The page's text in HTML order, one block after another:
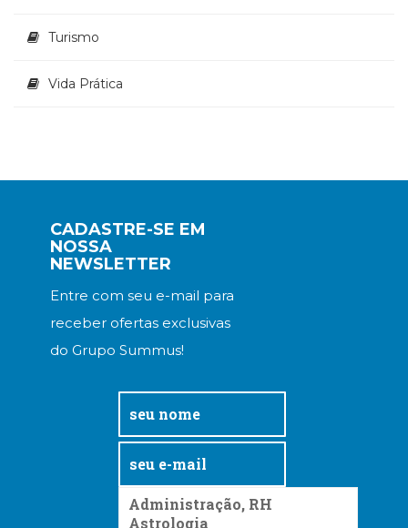
Turismo
Vida Prática
CADASTRE-SE EM
NOSSA
NEWSLETTER
Entre com seu e-mail para
receber ofertas exclusivas
do Grupo Summus!